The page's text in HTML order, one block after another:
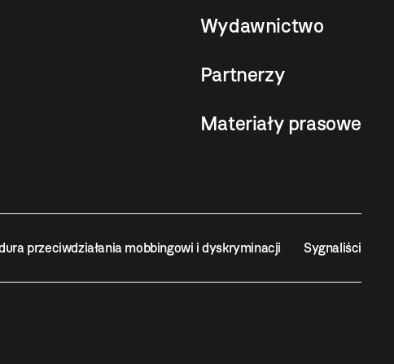
Wydawnictwo
Partnerzy
Materiały prasowe
przeciwdziałania mobbingowi i dyskryminacji Sygnaliści